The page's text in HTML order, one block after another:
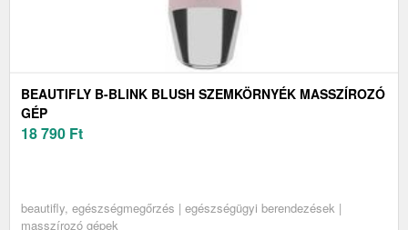
BEAUTIFLY B-BLINK BLUSH SZEMKÖRNYÉK MASSZÍROZÓ
GÉP
18 790 Ft
beautifly, egészségmegőrzés | egészségügyi berendezések |
masszírozó gépek